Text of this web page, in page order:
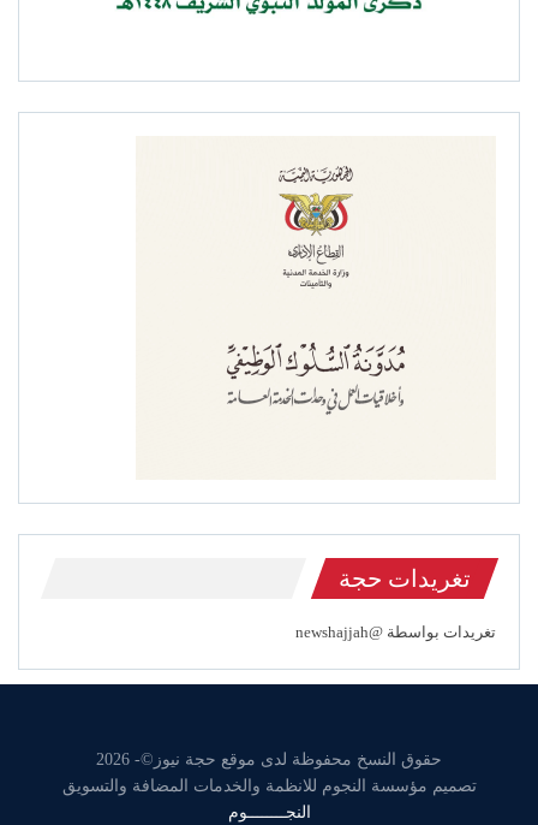
تغريدات حجة
تغريدات بواسطة @newshajjah
حقوق النسخ محفوظة لدى موقع حجة نيوز©- 2026
تصميم مؤسسة النجوم للانظمة والخدمات المضافة والتسويق
النجــــــــوم